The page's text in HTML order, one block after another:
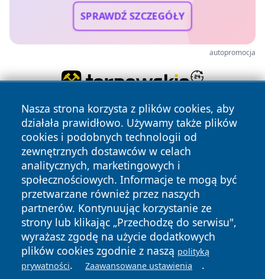
SPRAWDŹ SZCZEGÓŁY
autopromocja
Nasza strona korzysta z plików cookies, aby
działała prawidłowo. Używamy także plików
cookies i podobnych technologii od
zewnętrznych dostawców w celach
analitycznych, marketingowych i
społecznościowych. Informacje te mogą być
przetwarzane również przez naszych
partnerów. Kontynuując korzystanie ze
strony lub klikając „Przechodzę do serwisu",
wyrażasz zgodę na użycie dodatkowych
plików cookies zgodnie z naszą polityką
prywatności. Zaawansowane ustawienia .
Copyright © 2026 tuzamosc.pl Wszystkie prawa zastrzeżone.
News Autorzy
Polityka
Prywatności
Polityka
Cookies